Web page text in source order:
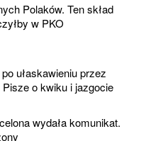
Polaków. Ten skład
w PKO
ułaskawieniu przez
o kwiku i jazgocie
wydała komunikat.